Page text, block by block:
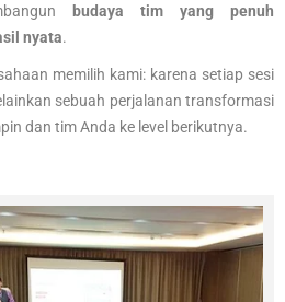
budaya tim yang penuh
nyata.
memilih kami: karena setiap sesi
sebuah perjalanan transformasi
dan tim Anda ke level berikutnya.